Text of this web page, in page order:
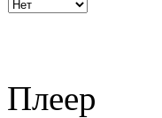
Плеер